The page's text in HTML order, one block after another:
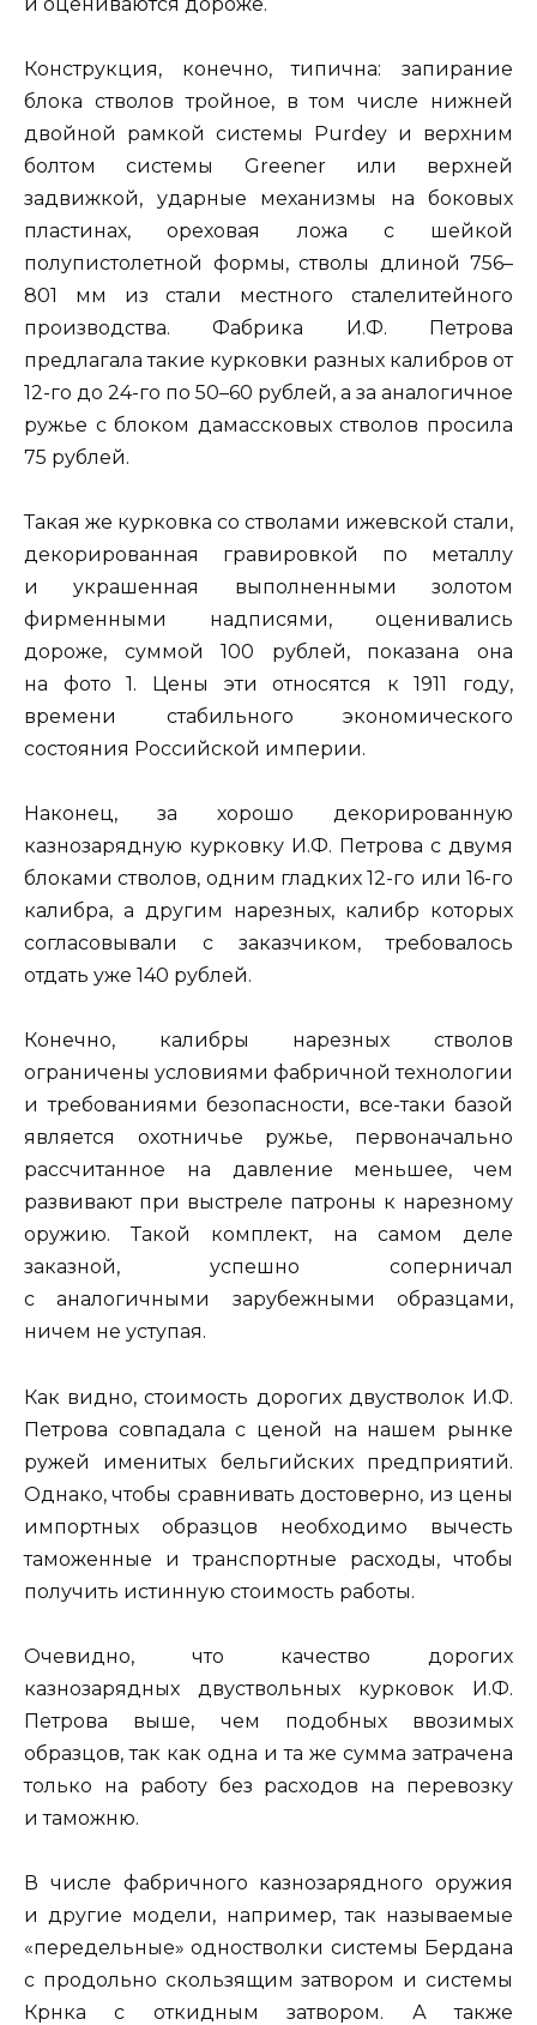
Конструкция, конечно, типична: запирание
блока стволов тройное, в том числе нижней
двойной рамкой системы Purdey и верхним
болтом системы Greener или верхней
задвижкой, ударные механизмы на боковых
пластинах, ореховая ложа с шейкой
полупистолетной формы, стволы длиной 756–
801 мм из стали местного сталелитейного
производства. Фабрика И.Ф. Петрова
предлагала такие курковки разных калибров от
12-го до 24-го по 50–60 рублей, а за аналогичное
ружье с блоком дамассковых стволов просила
75 рублей.
Такая же курковка со стволами ижевской стали,
декорированная гравировкой по металлу
и украшенная выполненными золотом
фирменными надписями, оценивались
дороже, суммой 100 рублей, показана она
на фото 1. Цены эти относятся к 1911 году,
времени стабильного экономического
состояния Российской империи.
Наконец, за хорошо декорированную
казнозарядную курковку И.Ф. Петрова с двумя
блоками стволов, одним гладких 12-го или 16-го
калибра, а другим нарезных, калибр которых
согласовывали с заказчиком, требовалось
отдать уже 140 рублей.
Конечно, калибры нарезных стволов
ограничены условиями фабричной технологии
и требованиями безопасности, все-таки базой
является охотничье ружье, первоначально
рассчитанное на давление меньшее, чем
развивают при выстреле патроны к нарезному
оружию. Такой комплект, на самом деле
заказной, успешно соперничал
с аналогичными зарубежными образцами,
ничем не уступая.
Как видно, стоимость дорогих двустволок И.Ф.
Петрова совпадала с ценой на нашем рынке
ружей именитых бельгийских предприятий.
Однако, чтобы сравнивать достоверно, из цены
импортных образцов необходимо вычесть
таможенные и транспортные расходы, чтобы
получить истинную стоимость работы.
Очевидно, что качество дорогих
казнозарядных двуствольных курковок И.Ф.
Петрова выше, чем подобных ввозимых
образцов, так как одна и та же сумма затрачена
только на работу без расходов на перевозку
и таможню.
В числе фабричного казнозарядного оружия
и другие модели, например, так называемые
«передельные» одностволки системы Бердана
с продольно скользящим затвором и системы
Крнка с откидным затвором. А также